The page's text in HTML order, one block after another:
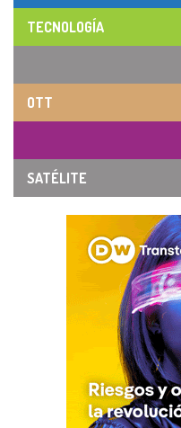
TECNOLOGÍA
OTT
SATÉLITE